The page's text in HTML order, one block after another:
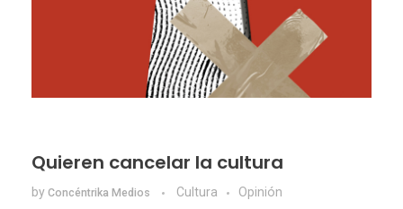
Quieren cancelar la cultura
by Concéntrika Medios Cultura Opinión